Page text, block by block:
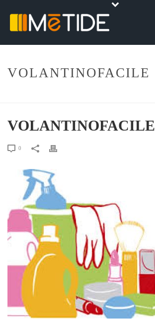
VOLANTINOFACILE
VOLANTINOFACILE
0